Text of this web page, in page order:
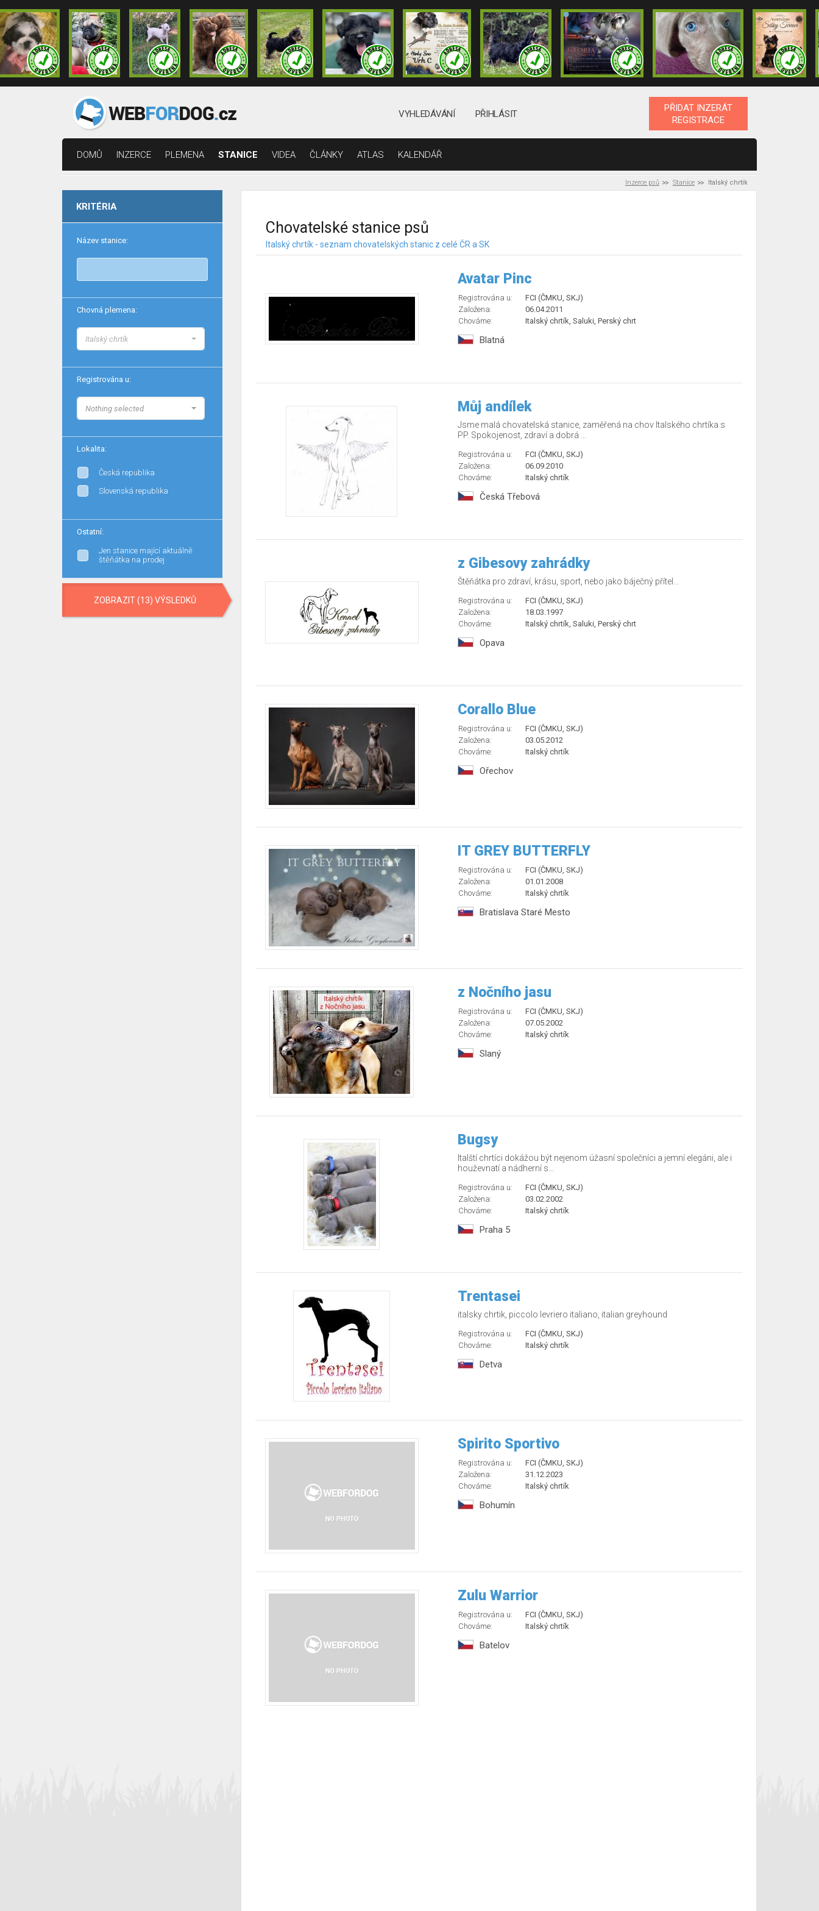
VYHLEDÁVÁNÍ PŘIHLÁSIT
PŘIDAT INZERÁT
REGISTRACE
DOMŮ INZERCE PLEMENA STANICE VIDEA ČLÁNKY ATLAS KALENDÁŘ
Inzerce psů Stanice Italský chrtík
KRITÉRIA
Název stanice:
Chovná plemena:
Italský chrtík
Registrována u:
Nothing selected
Lokalita:
Česká republika
Slovenská republika
Ostatní:
Jen stanice mající aktuálně
štěňátka na prodej
ZOBRAZIT (13) VÝSLEDKŮ
Chovatelské stanice psů
Italský chrtík - seznam chovatelských stanic z celé ČR a SK
Avatar Pinc
Registrována u:
FCI (ČMKU, SKJ)
Založena:
06.04.2011
Chováme:
Italský chrtík, Saluki, Perský chrt
Blatná
Můj andílek
Jsme malá chovatelská stanice, zaměřená na chov Italského chrtíka s
PP. Spokojenost, zdraví a dobrá ...
Registrována u:
FCI (ČMKU, SKJ)
Založena:
06.09.2010
Chováme:
Italský chrtík
Česká Třebová
z Gibesovy zahrádky
Štěňátka pro zdraví, krásu, sport, nebo jako báječný přítel...
Registrována u:
FCI (ČMKU, SKJ)
Založena:
18.03.1997
Chováme:
Italský chrtík, Saluki, Perský chrt
Opava
Corallo Blue
Registrována u:
FCI (ČMKU, SKJ)
Založena:
03.05.2012
Chováme:
Italský chrtík
Ořechov
IT GREY BUTTERFLY
Registrována u:
FCI (ČMKU, SKJ)
Založena:
01.01.2008
Chováme:
Italský chrtík
Bratislava Staré Mesto
z Nočního jasu
Registrována u:
FCI (ČMKU, SKJ)
Založena:
07.05.2002
Chováme:
Italský chrtík
Slaný
Bugsy
Italští chrtíci dokážou být nejenom úžasní společníci a jemní elegáni, ale i
houževnatí a nádherní s...
Registrována u:
FCI (ČMKU, SKJ)
Založena:
03.02.2002
Chováme:
Italský chrtík
Praha 5
Trentasei
italsky chrtik, piccolo levriero italiano, italian greyhound
Registrována u:
FCI (ČMKU, SKJ)
Chováme:
Italský chrtík
Detva
Spirito Sportivo
Registrována u:
FCI (ČMKU, SKJ)
Založena:
31.12.2023
Chováme:
Italský chrtík
Bohumín
Zulu Warrior
Registrována u:
FCI (ČMKU, SKJ)
Chováme:
Italský chrtík
Batelov